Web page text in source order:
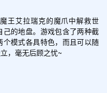
王艾拉瑞克的魔爪中解救世
的地盘。游戏包含了两种截
模式各具特色，而且可以随
，毫无后顾之忧~